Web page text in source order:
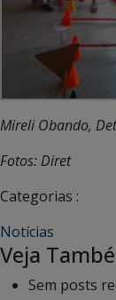
Mireli Obando,
Fotos: Diret
Categorias :
Notícias
Veja
Sem posts